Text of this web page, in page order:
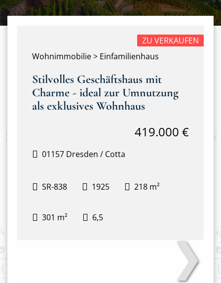
Wohnimmobilie > Einfamilienhaus
ZU VERKAUFEN
Stilvolles Geschäftshaus mit
Charme - ideal zur Umnutzung
als exklusives Wohnhaus
01157 Dresden / Cotta
419.000 €
SR-838 1925 218 m²
301 m² 6,5
❯